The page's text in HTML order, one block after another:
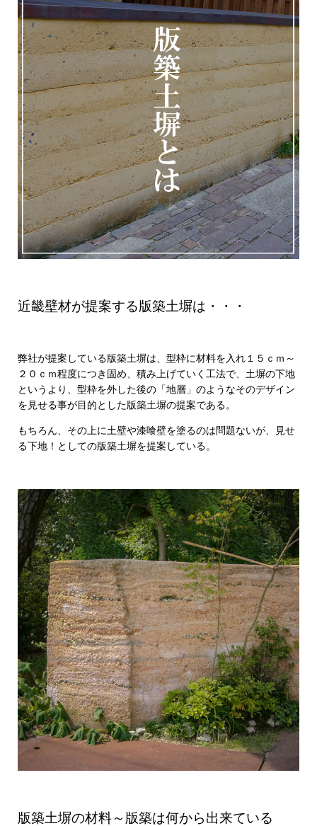
近畿壁材が提案する版築土塀は・・・
弊社が提案している版築土塀は、型枠に材料を入れ１５ｃｍ～
２０ｃｍ程度につき固め、積み上げていく工法で、土塀の下地
というより、型枠を外した後の「地層」のようなそのデザイン
を見せる事が目的とした版築土塀の提案である。
もちろん、その上に土壁や漆喰壁を塗るのは問題ないが、見せ
る下地！としての版築土塀を提案している。
版築土塀の材料～版築は何から出来ている